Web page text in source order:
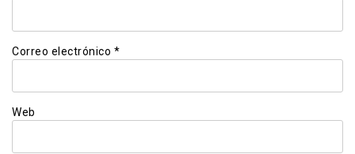
Correo electrónico *
Web